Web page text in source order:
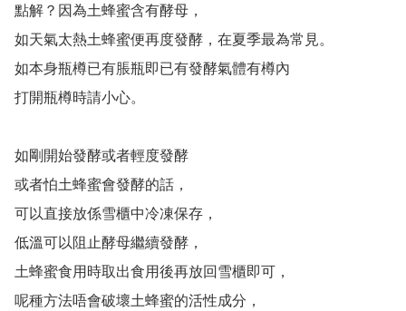
點解？因為土蜂蜜含有酵母，
如天氣太熱土蜂蜜便再度發酵，在夏季最為常見。
如本身瓶樽已有脹瓶即已有發酵氣體有樽內
打開瓶樽時請小心。
如剛開始發酵或者輕度發酵
或者怕土蜂蜜會發酵的話，
可以直接放係雪櫃中冷凍保存，
低溫可以阻止酵母繼續發酵，
土蜂蜜食用時取出食用後再放回雪櫃即可，
呢種方法唔會破壞土蜂蜜的活性成分，